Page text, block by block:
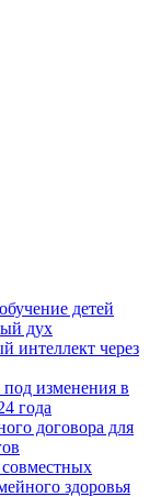
детей
дух
интеллект через
изменения в
года
договора для
здоровья